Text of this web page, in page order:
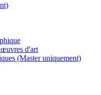
œuvres d'art
(Master uniquement)